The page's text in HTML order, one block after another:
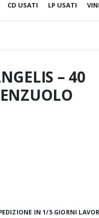
CD USATI LP USATI
– 40
IN 1/5 GIORNI